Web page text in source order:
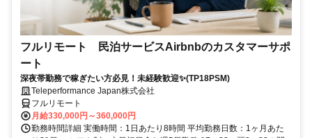
フルリモート 民泊サービスAirbnbのカスタマーサポ
ート
深夜帯勤務で稼ぎたい方必見！未経験歓迎✨(TP18PSM)
Teleperformance Japan株式会社
フルリモート
月給330,000円～360,000円
勤務時間詳細 実働時間：1日あたり8時間 平均勤務日数：1ヶ月あた